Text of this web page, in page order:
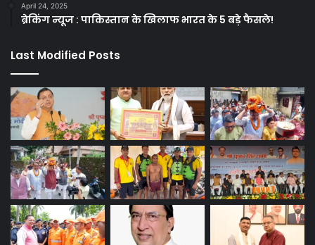
April 24, 2025
ब्रेकिंग न्यूज : पाकिस्तान के खिलाफ भारत के 5 बड़े फैसले!
Last Modified Posts